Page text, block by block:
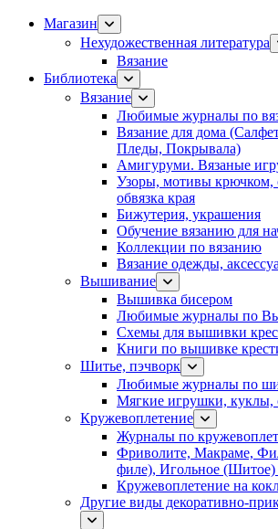
Магазин
Нехудожественная литература
Вязание
Библиотека
Вязание
Любимые журналы по
Вязание для дома
Пледы, Покрывала)
Амигуруми. Вязаные
Узоры, мотивы крючком,
обвязка края
Бижутерия, украшения
Обучение вязанию для
Коллекции по вязанию
Вязание одежды,
Вышивание
Вышивка бисером
Любимые журналы по
Схемы для вышивки
Книги по вышивке
Шитье, пэчворк
Любимые журналы по
Мягкие игрушки, куклы,
Кружевоплетение
Журналы по
Фриволите, Макраме,
филе), Игольное (Шитое)
Кружевоплетение на
Другие виды декоративно-